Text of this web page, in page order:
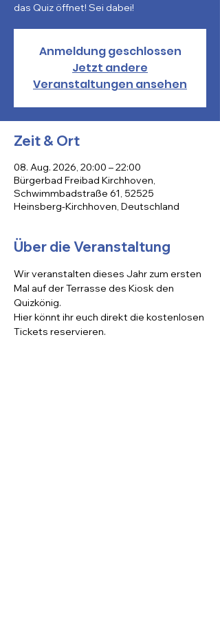
das Quiz öffnet! Sei dabei!
Anmeldung geschlossen
Jetzt andere
Veranstaltungen ansehen
Zeit & Ort
08. Aug. 2026, 20:00 – 22:00
Bürgerbad Freibad Kirchhoven,
Schwimmbadstraße 61, 52525
Heinsberg-Kirchhoven, Deutschland
Über die Veranstaltung
Wir veranstalten dieses Jahr zum ersten
Mal auf der Terrasse des Kiosk den
Quizkönig.
Hier könnt ihr euch direkt die kostenlosen
Tickets reservieren.